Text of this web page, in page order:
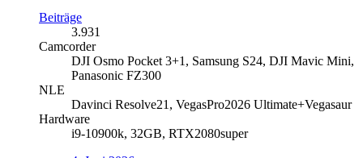
Beiträge
3.931
Camcorder
DJI Osmo Pocket 3+1, Samsung S24, DJI Mavic Mini,
Panasonic FZ300
NLE
Davinci Resolve21, VegasPro2026 Ultimate+Vegasaur
Hardware
i9-10900k, 32GB, RTX2080super